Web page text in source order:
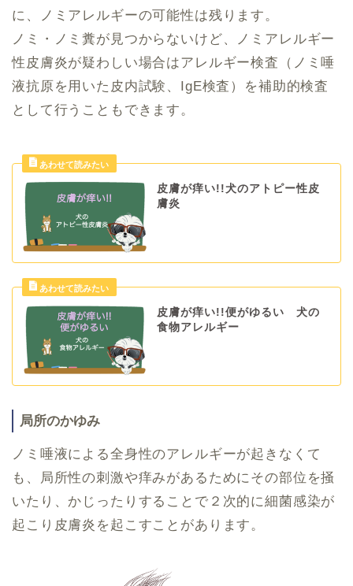
に、ノミアレルギーの可能性は残ります。
ノミ・ノミ糞が見つからないけど、ノミアレルギー
性皮膚炎が疑わしい場合はアレルギー検査（ノミ唾
液抗原を用いた皮内試験、IgE検査）を補助的検査
として行うこともできます。
皮膚が痒い!!犬のアトピー性皮
膚炎
皮膚が痒い!!便がゆるい 犬の
食物アレルギー
局所のかゆみ
ノミ唾液による全身性のアレルギーが起きなくて
も、局所性の刺激や痒みがあるためにその部位を掻
いたり、かじったりすることで２次的に細菌感染が
起こり皮膚炎を起こすことがあります。